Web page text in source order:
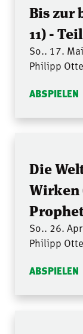
Bis zur
11) -
So.. 17.
Philipp
ABSPIELEN
Die
Wirken
So.. 26.
Philipp
ABSPIELEN